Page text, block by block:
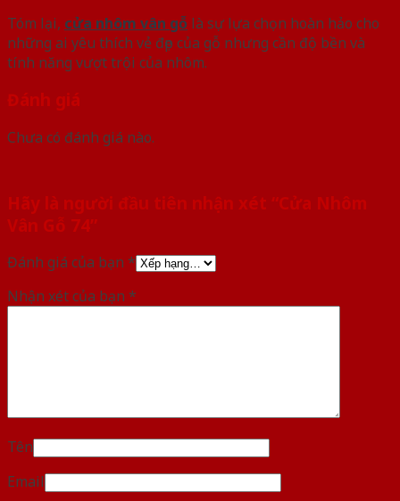
Tóm lại, cửa nhôm vân gỗ là sự lựa chọn hoàn hảo cho
những ai yêu thích vẻ đẹp của gỗ nhưng cần độ bền và
tính năng vượt trội của nhôm.
Đánh giá
Chưa có đánh giá nào.
Hãy là người đầu tiên nhận xét “Cửa Nhôm
Vân Gỗ 74”
Đánh giá của bạn *
Nhận xét của bạn *
Tên
Email